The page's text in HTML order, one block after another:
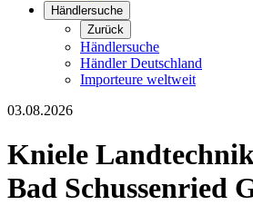
Händlersuche
Zurück
Händlersuche
Händler Deutschland
Importeure weltweit
03.08.2026
Kniele
Bad Schussenried